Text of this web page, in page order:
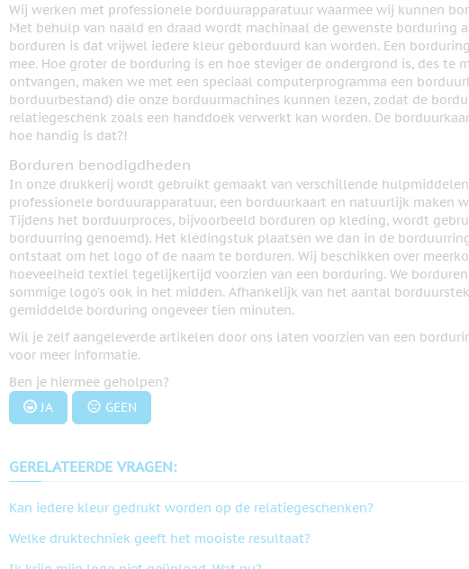
Wij werken met professionele borduurapparatuur waarmee wij kunnen
Met behulp van naald en draad wordt machinaal de gewenste borduring
borduren is dat vrijwel iedere kleur geborduurd kan worden. Een
mee. Hoe groter de borduring is en hoe steviger de ondergrond is, des
ontvangen, maken we met een speciaal computerprogramma een
borduurbestand) die onze borduurmachines kunnen lezen, zodat de
relatiegeschenk zoals een handdoek verwerkt kan worden. De
hoe handig is dat?!
Borduren benodigdheden
In onze drukkerij wordt gebruikt gemaakt van verschillende
professionele borduurapparatuur, een borduurkaart en natuurlijk maken
Tijdens het borduurproces, bijvoorbeeld borduren op kleding, wordt
borduurring genoemd). Het kledingstuk plaatsen we dan in de
ontstaat om het logo of de naam te borduren. Wij beschikken over
hoeveelheid textiel tegelijkertijd voorzien van een borduring. We
sommige logo’s ook in het midden. Afhankelijk van het aantal
gemiddelde borduring ongeveer tien minuten.
Wil je zelf aangeleverde artikelen door ons laten voorzien van een
voor meer informatie.
Ben je hiermee geholpen?
JA
GEEN
GERELATEERDE VRAGEN:
Kan iedere kleur gedrukt worden op de relatiegeschenken?
Welke druktechniek geeft het mooiste resultaat?